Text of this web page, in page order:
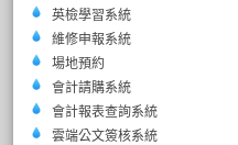
英檢學習系統
維修申報系統
場地預約
會計請購系統
會計報表查詢系統
雲端公文簽核系統